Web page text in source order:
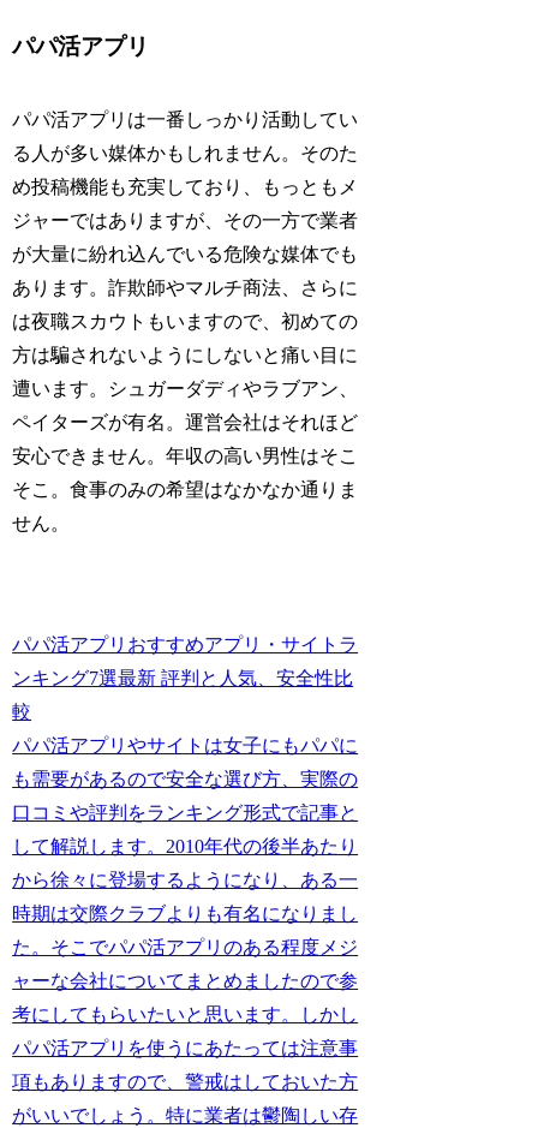
パパ活アプリ
パパ活アプリは一番しっかり活動してい
る人が多い媒体かもしれません。そのた
め投稿機能も充実しており、もっともメ
ジャーではありますが、その一方で業者
が大量に紛れ込んでいる危険な媒体でも
あります。詐欺師やマルチ商法、さらに
は夜職スカウトもいますので、初めての
方は騙されないようにしないと痛い目に
遭います。シュガーダディやラブアン、
ペイターズが有名。運営会社はそれほど
安心できません。年収の高い男性はそこ
そこ。食事のみの希望はなかなか通りま
せん。
パパ活アプリおすすめアプリ・サイトラ
ンキング7選最新 評判と人気、安全性比
較
パパ活アプリやサイトは女子にもパパに
も需要があるので安全な選び方、実際の
口コミや評判をランキング形式で記事と
して解説します。2010年代の後半あたり
から徐々に登場するようになり、ある一
時期は交際クラブよりも有名になりまし
た。そこでパパ活アプリのある程度メジ
ャーな会社についてまとめましたので参
考にしてもらいたいと思います。しかし
パパ活アプリを使うにあたっては注意事
項もありますので、警戒はしておいた方
がいいでしょう。特に業者は鬱陶しい存